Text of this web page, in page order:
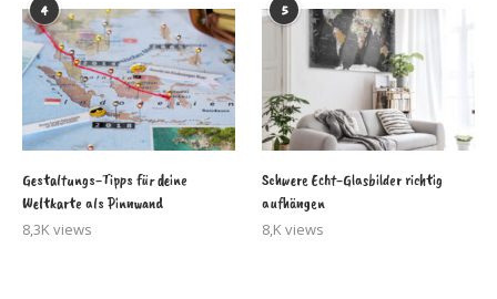
4
Gestaltungs-Tipps für deine
Weltkarte als Pinnwand
8,3K views
5
Schwere Echt-Glasbilder richtig
aufhängen
8,K views